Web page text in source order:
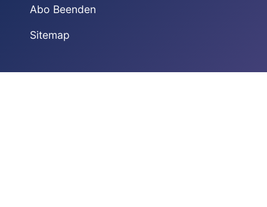
Abo Beenden
Sitemap